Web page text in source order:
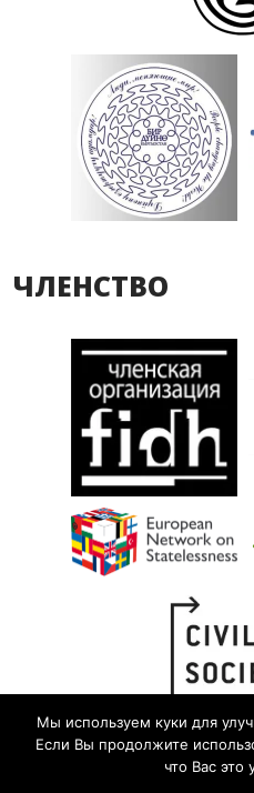
ЧЛЕНСТВО
Мы используем куки для
Если Вы продолжите
что Вас это